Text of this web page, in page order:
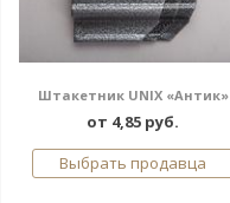
Штакетник UNIX «Антик»
от 4,85 руб.
Выбрать продавца